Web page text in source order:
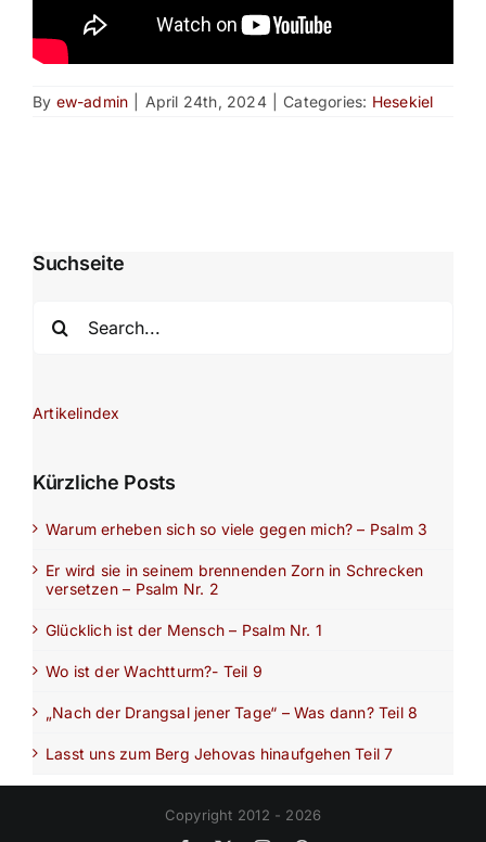
By ew-admin April 24th, 2024 Categories: Hesekiel
Suchseite
for:
Artikelindex
Kürzliche Posts
Warum erheben sich so viele gegen mich? – Psalm 3
Er wird sie in seinem brennenden Zorn in Schrecken
versetzen – Psalm Nr. 2
Glücklich ist der Mensch – Psalm Nr. 1
Wo ist der Wachtturm?- Teil 9
„Nach der Drangsal jener Tage“ – Was dann? Teil 8
Lasst uns zum Berg Jehovas hinaufgehen Teil 7
Copyright 2012 - 2026